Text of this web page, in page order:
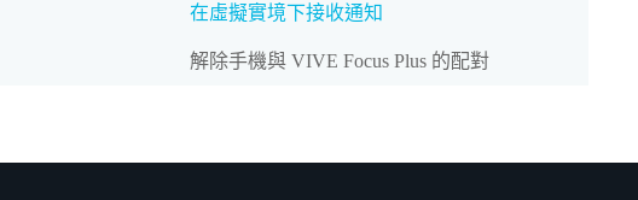
在虛擬實境下接收通知
解除手機與 VIVE Focus Plus 的配對